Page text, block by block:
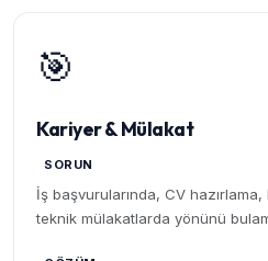
🎯
Kariyer & Mülakat
SORUN
İş başvurularında, CV
teknik mülakatlarda yönünü